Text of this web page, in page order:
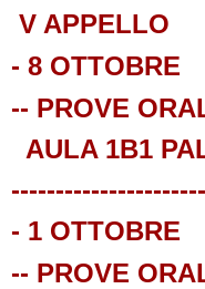
V APPELLO
- 8 OTTOBRE
-- PROVE
AULA 1B1
- 1 OTTOBRE
-- PROVE